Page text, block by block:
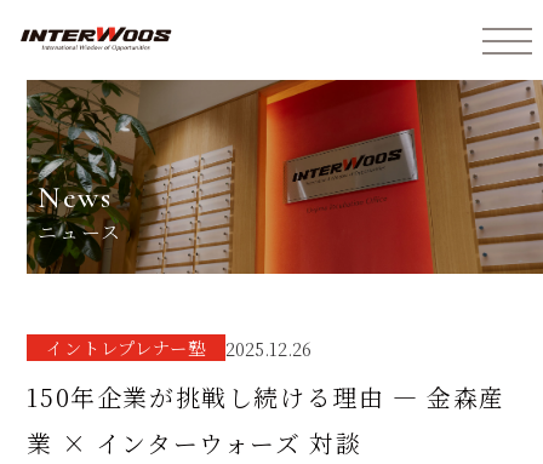
news
ニュース
イントレプレナー塾 2025.12.26
150年企業が挑戦し続ける理由 ― 金森産
業 × インターウォーズ 対談